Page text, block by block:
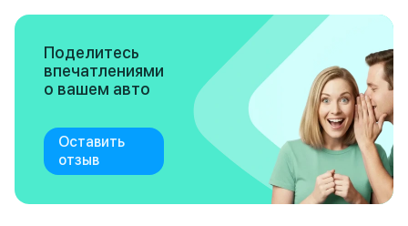
Поделитесь
впечатлениями
о вашем авто
Оставить
отзыв